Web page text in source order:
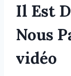
Il Est
Nous
vidéo